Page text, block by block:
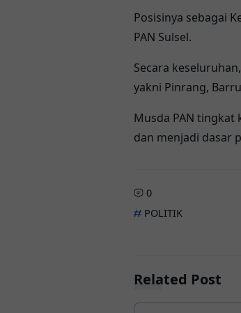
Posisinya sebagai
PAN Sulsel.
Secara
yakni Pinrang,
Musda PAN tingkat
dan menjadi dasar
0
POLITIK
Related Post